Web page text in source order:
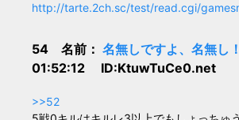
http://tarte.2ch.sc/test/read.cgi/
54 名前： 名無しですよ、名無し！
01:52:12 ID:KtuwTuCe0.net
>>52